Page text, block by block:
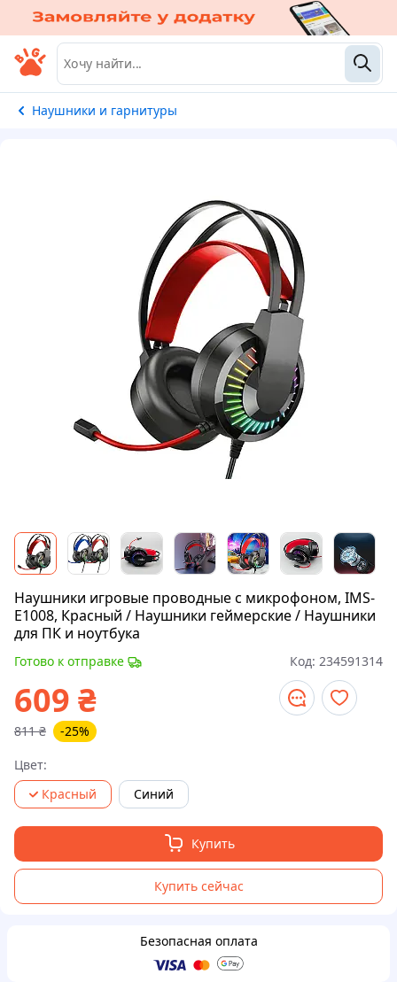
Наушники и гарнитуры
Наушники игровые проводные с микрофоном, IMS-
E1008, Красный / Наушники геймерские / Наушники
для ПК и ноутбука
Готово к отправке Код: 234591314
609 ₴
811 ₴
-25%
Цвет:
Красный
Синий
Купить
Купить сейчас
Безопасная оплата